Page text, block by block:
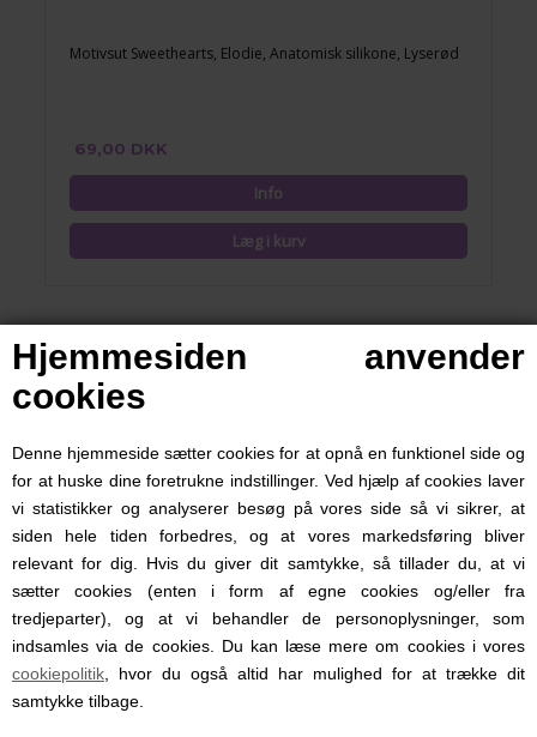
Hjemmesiden anvender
cookies
Denne hjemmeside sætter cookies for at opnå en funktionel side og
for at huske dine foretrukne indstillinger. Ved hjælp af cookies laver
vi statistikker og analyserer besøg på vores side så vi sikrer, at
siden hele tiden forbedres, og at vores markedsføring bliver
relevant for dig. Hvis du giver dit samtykke, så tillader du, at vi
sætter cookies (enten i form af egne cookies og/eller fra
tredjeparter), og at vi behandler de personoplysninger, som
indsamles via de cookies. Du kan læse mere om cookies i vores
cookiepolitik , hvor du også altid har mulighed for at trække dit
samtykke tilbage.
Motivsut Sweethearts, Elodie, Anatomisk silikone, Lyserød
69,00 DKK
Savlesmæk, Powder Pink, Elodie Details, Pudder